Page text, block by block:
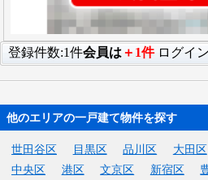
登録件数:1件会員は ＋1件 ログイン
他のエリアの一戸建て物件を探す
世田谷区 目黒区 品川区 大田区
中央区
港区 文京区 新宿区